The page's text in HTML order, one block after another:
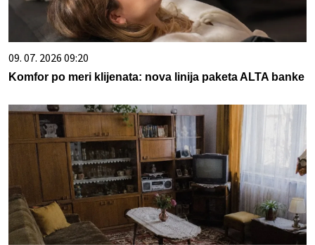
09. 07. 2026 09:20
Komfor po meri klijenata: nova linija paketa ALTA banke